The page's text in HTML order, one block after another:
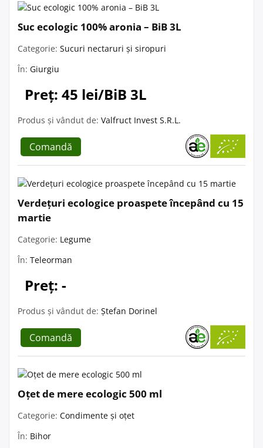
Suc ecologic 100% aronia – BiB 3L
Categorie: Sucuri nectaruri și siropuri
În: Giurgiu
Preț: 45 lei/BiB 3L
Produs și vândut de: Valfruct Invest S.R.L.
Comandă
Verdețuri ecologice proaspete începând cu 15
martie
Categorie: Legume
În: Teleorman
Preț: -
Produs și vândut de: Ștefan Dorinel
Comandă
Oțet de mere ecologic 500 ml
Categorie: Condimente și oțet
În: Bihor